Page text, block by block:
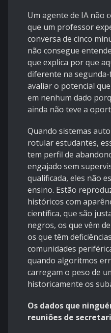
Um agente de IA não
que um professor
conversa de cinco
não consegue
que explica por que
diferente na
avaliar o potencial
em nenhum dado
ainda não teve a
Quando sistemas
rotular estudantes,
tem perfil de
engajado sem
qualificada, eles não
ensino. Estão
históricos com
científica, que são
negros, os que vêm
os que têm
comunidades
quando algoritmos
carregam o peso de
historicamente os
Os dados que
reuniões de